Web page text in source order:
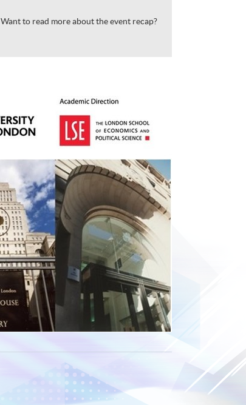
Want to read more about the event recap?